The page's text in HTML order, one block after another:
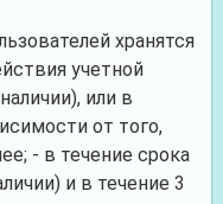
хранятся
учетной
или в
от того,
- в течение срока
и в течение 3